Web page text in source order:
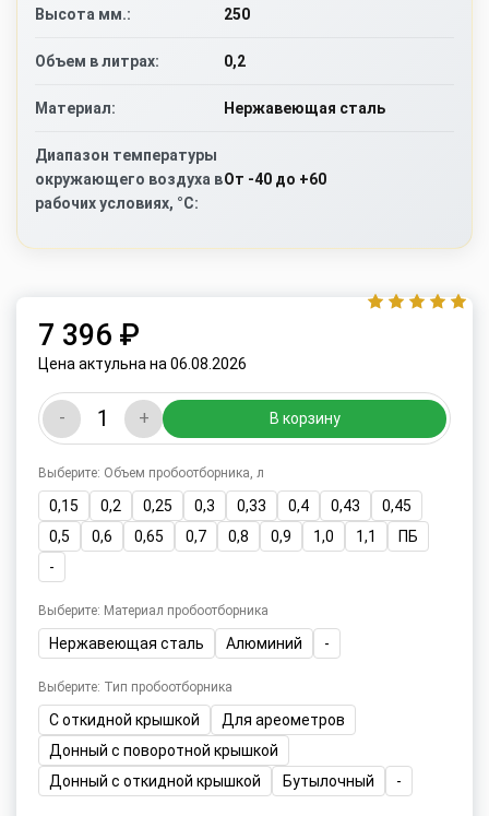
Высота мм.: 250
Объем в литрах: 0,2
Материал: Нержавеющая сталь
Диапазон температуры
окружающего воздуха в
рабочих условиях, °C:
От -40 до +60
7 396 ₽
Цена актульна на 06.08.2026
- + В корзину
Выберите: Объем пробоотборника, л
0,15 0,2 0,25 0,3 0,33 0,4 0,43
0,45
0,5
0,6 0,65 0,7 0,8 0,9 1,0 1,1
ПБ
-
Выберите: Материал пробоотборника
Нержавеющая сталь Алюминий -
Выберите: Тип пробоотборника
С откидной крышкой
Для ареометров
Донный с поворотной крышкой
Донный с откидной крышкой
Бутылочный -